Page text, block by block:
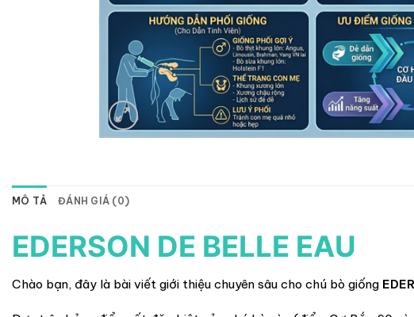
MÔ TẢ ĐÁNH GIÁ (0)
EDERSON DE BELLE EAU
Chào bạn, đây là bài viết giới thiệu chuyên sâu cho chú bò giống